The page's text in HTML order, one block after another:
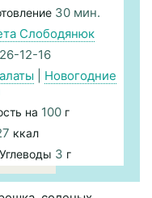
30 мин.
Слободянюк
26-12-16
Новогодние
на 100г
ккал
3 г